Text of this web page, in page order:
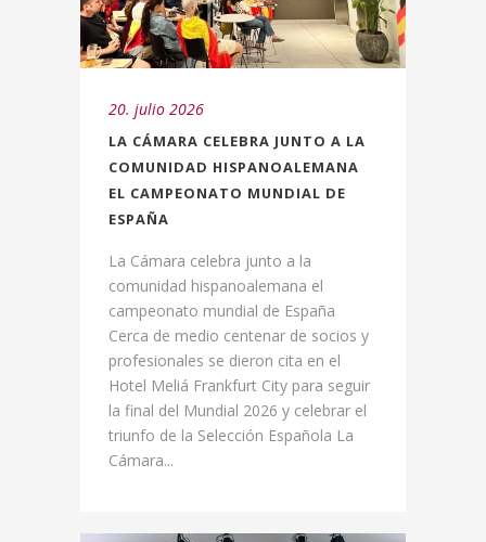
20. julio 2026
LA CÁMARA CELEBRA JUNTO A LA
COMUNIDAD HISPANOALEMANA
EL CAMPEONATO MUNDIAL DE
ESPAÑA
La Cámara celebra junto a la
comunidad hispanoalemana el
campeonato mundial de España
Cerca de medio centenar de socios y
profesionales se dieron cita en el
Hotel Meliá Frankfurt City para seguir
la final del Mundial 2026 y celebrar el
triunfo de la Selección Española La
Cámara...